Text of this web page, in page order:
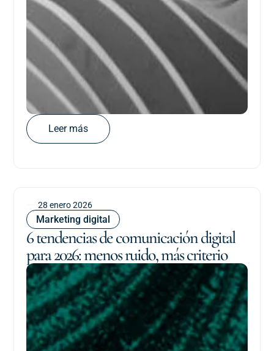
Leer más
6 tendencias de comunicación digital
para 2026: menos ruido, más criterio
28 enero 2026
Marketing digital